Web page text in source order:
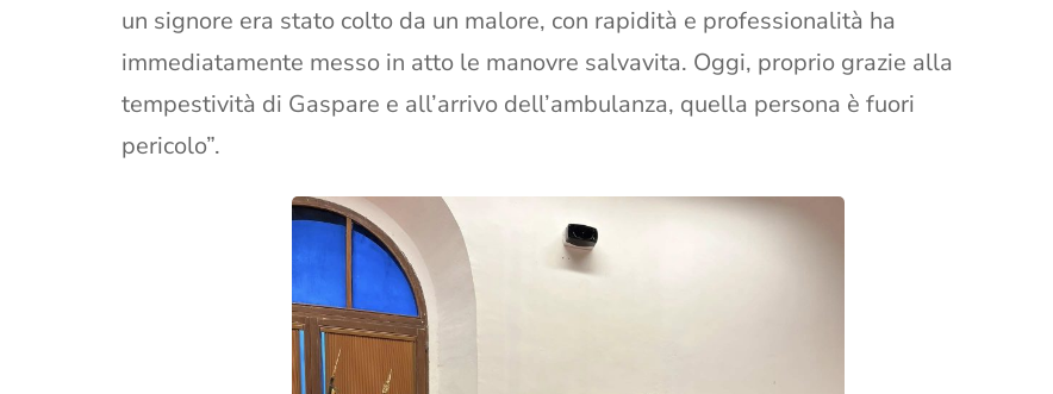
un signore era stato colto da un malore, con rapidità e professionalità ha
immediatamente messo in atto le manovre salvavita. Oggi, proprio grazie alla
tempestività di Gaspare e all’arrivo dell’ambulanza, quella persona è fuori
pericolo”.